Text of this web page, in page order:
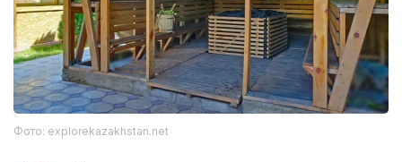
Фото: explorekazakhstan.net